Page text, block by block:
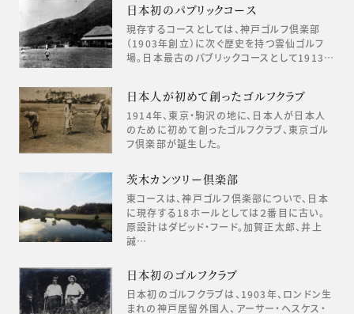
日本初のパブリックコース
現存するコースとしては、神戸ゴルフ倶楽部
（1903年創立）に次ぐ歴史を持つ雲仙ゴルフ
場。日本最古のパブリックコースとして1913…
日本人が初めて創ったゴルフクラブ
1914年、東京・駒沢の地に、日本人が日本人
のために初めて創ったゴルフクラブ、東京ゴル
フ倶楽部が誕生した。
茨木カンツリー倶楽部
東コースは、神戸ゴルフ倶楽部についで、日本
に現存する18ホールとしては２番目に古い。
原設計はダビッド・フード。加賀正太郎、井上
誠…
日本初のゴルフクラブ
日本初のゴルフクラブは、1903年、ロンドン生
まれの神戸居留外国人、アーサー・ヘスケス・